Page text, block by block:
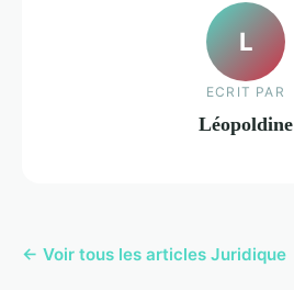
L
ECRIT PAR
Léopoldine
← Voir tous les articles Juridique